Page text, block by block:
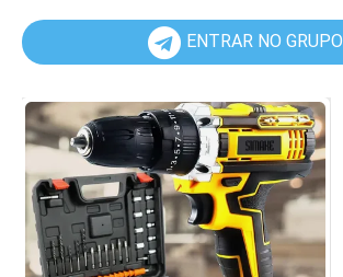
ENTRAR NO GRUPO